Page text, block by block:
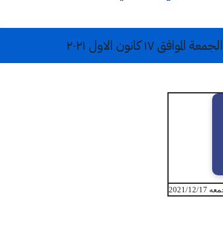
كانون الاول ٢٠٢١
17